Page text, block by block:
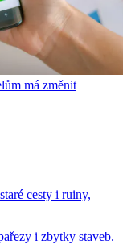
má změnit
cesty i ruiny,
i zbytky staveb.